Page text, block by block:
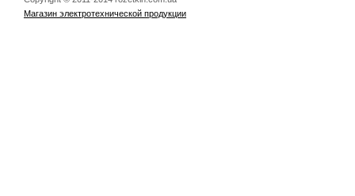
Магазин электротехнической продукции